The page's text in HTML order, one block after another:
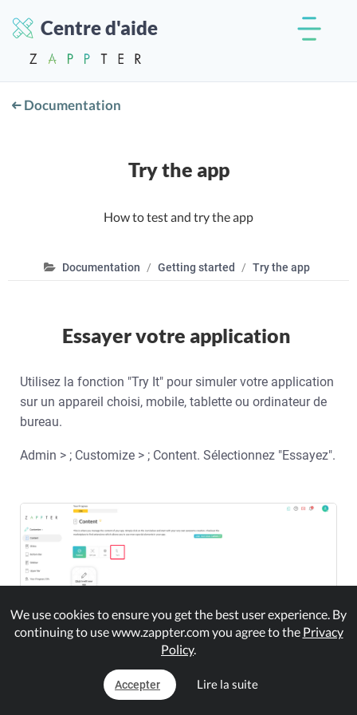
Centre d'aide
Documentation
Try the app
How to test and try the app
Documentation Getting started Try the app
Essayer votre application
Utilisez la fonction "Try It" pour simuler votre application
sur un appareil choisi, mobile, tablette ou ordinateur de
bureau.
Admin > ; Customize > ; Content. Sélectionnez "Essayez".
We use cookies to ensure you get the best user experience. By
continuing to use www.zappter.com you agree to the Privacy
Policy.
Accepter Lire la suite